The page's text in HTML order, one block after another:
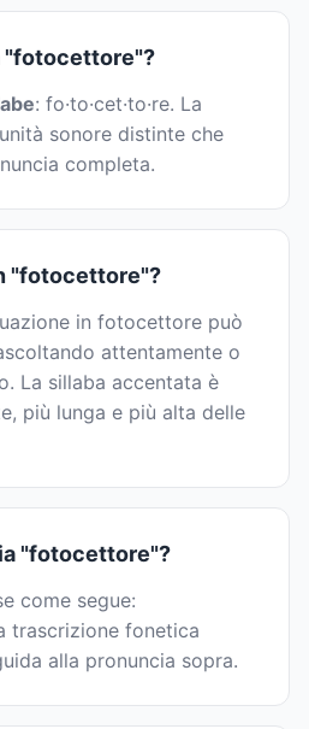
"fotocettore"?
: fo·to·cet·to·re. La
sonore distinte che
completa.
"fotocettore"?
in fotocettore può
attentamente o
La sillaba accentata è
più lunga e più alta delle
"fotocettore"?
come segue:
trascrizione fonetica
alla pronuncia sopra.